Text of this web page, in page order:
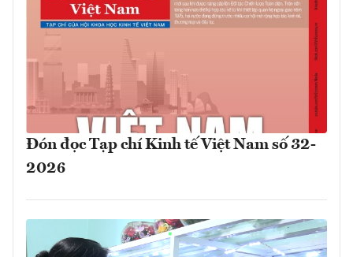
Đón đọc Tạp chí Kinh tế Việt Nam số 32-
2026